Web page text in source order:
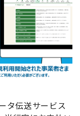
タ伝送サービス